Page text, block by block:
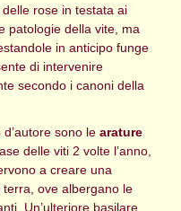
rose in testata ai
patologie della vite, ma
in anticipo funge
di intervenire
secondo i canoni della
d’autore sono learature
delle viti 2 volte l’anno,
a creare una
ove albergano le
Un’ulteriore basilare